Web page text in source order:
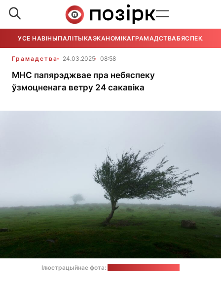
УСЕ НАВІНЫПАЛІТЫКАЭКАНОМІКАГРАМАДСТВАБЯСПЕКА
Грамадства 24.03.2025 08:58
МНС папярэджвае пра небяспеку
ўзмоцненага ветру 24 сакавіка
Ілюстрацыйнае фота: